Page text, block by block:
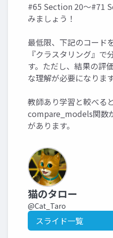
#65 Section 20～#71
みましょう！
最低限、下記のコード
『クラスタリング』で
す。ただし、結果の評
な理解が必要になります
教師あり学習と較べる
compare_models関数
があります。
猫のタロー
@Cat_Taro
スライド一覧